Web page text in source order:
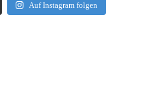
Auf Instagram folgen